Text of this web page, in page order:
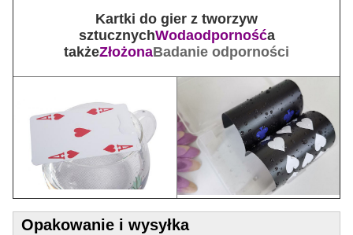
Kartki do gier z tworzyw
sztucznychWodaodpornośća
takżeZłożonaBadanie odporności
Opakowanie i wysyłka